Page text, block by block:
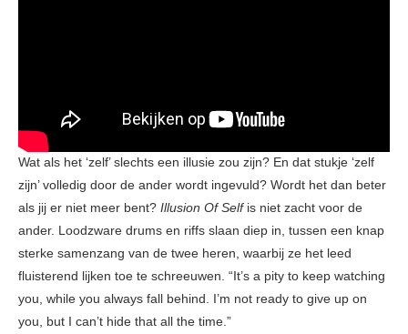
Wat als het ‘zelf’ slechts een illusie zou zijn? En dat stukje ‘zelf
zijn’ volledig door de ander wordt ingevuld? Wordt het dan beter
als jij er niet meer bent? Illusion Of Self is niet zacht voor de
ander. Loodzware drums en riffs slaan diep in, tussen een knap
sterke samenzang van de twee heren, waarbij ze het leed
fluisterend lijken toe te schreeuwen. “It’s a pity to keep watching
you, while you always fall behind. I’m not ready to give up on
you, but I can’t hide that all the time.”